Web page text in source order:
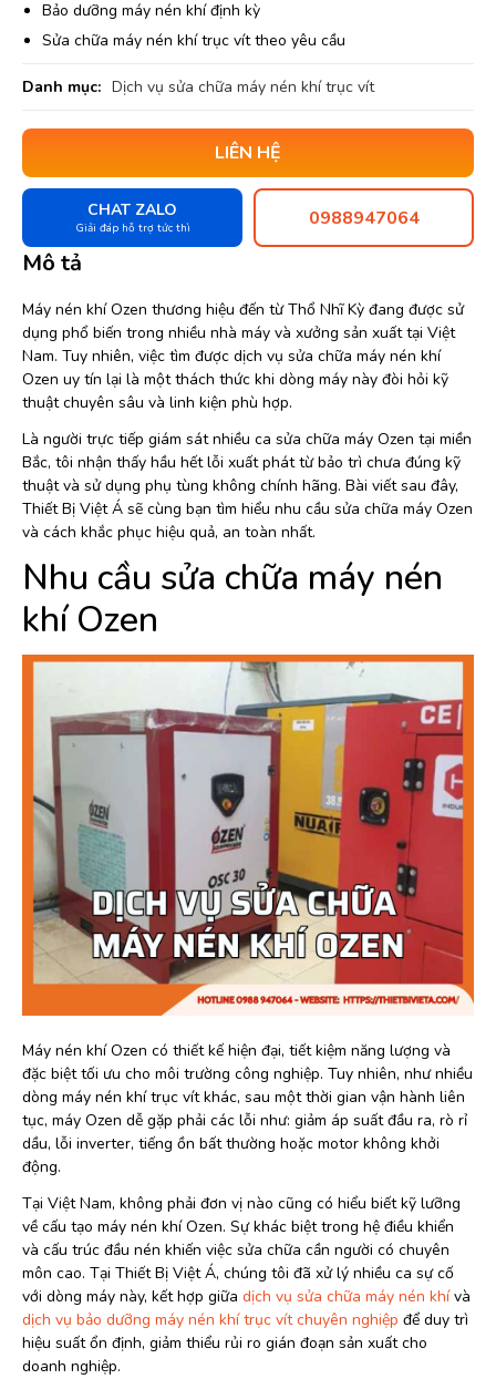
Bảo dưỡng máy nén khí định kỳ
Sửa chữa máy nén khí trục vít theo yêu cầu
Danh mục: Dịch vụ sửa chữa máy nén khí trục vít
LIÊN HỆ
CHAT ZALO
Giải đáp hỗ trợ tức thì 0988947064
Mô tả
Máy nén khí Ozen thương hiệu đến từ Thổ Nhĩ Kỳ đang được sử
dụng phổ biến trong nhiều nhà máy và xưởng sản xuất tại Việt
Nam. Tuy nhiên, việc tìm được dịch vụ sửa chữa máy nén khí
Ozen uy tín lại là một thách thức khi dòng máy này đòi hỏi kỹ
thuật chuyên sâu và linh kiện phù hợp.
Là người trực tiếp giám sát nhiều ca sửa chữa máy Ozen tại miền
Bắc, tôi nhận thấy hầu hết lỗi xuất phát từ bảo trì chưa đúng kỹ
thuật và sử dụng phụ tùng không chính hãng. Bài viết sau đây,
Thiết Bị Việt Á sẽ cùng bạn tìm hiểu nhu cầu sửa chữa máy Ozen
và cách khắc phục hiệu quả, an toàn nhất.
Nhu cầu sửa chữa máy nén
khí Ozen
Máy nén khí Ozen có thiết kế hiện đại, tiết kiệm năng lượng và
đặc biệt tối ưu cho môi trường công nghiệp. Tuy nhiên, như nhiều
dòng máy nén khí trục vít khác, sau một thời gian vận hành liên
tục, máy Ozen dễ gặp phải các lỗi như: giảm áp suất đầu ra, rò rỉ
dầu, lỗi inverter, tiếng ồn bất thường hoặc motor không khởi
động.
Tại Việt Nam, không phải đơn vị nào cũng có hiểu biết kỹ lưỡng
về cấu tạo máy nén khí Ozen. Sự khác biệt trong hệ điều khiển
và cấu trúc đầu nén khiến việc sửa chữa cần người có chuyên
môn cao. Tại Thiết Bị Việt Á, chúng tôi đã xử lý nhiều ca sự cố
với dòng máy này, kết hợp giữa dịch vụ sửa chữa máy nén khívà
dịch vụ bảo dưỡng máy nén khí trục vít chuyên nghiệp để duy trì
hiệu suất ổn định, giảm thiểu rủi ro gián đoạn sản xuất cho
doanh nghiệp.